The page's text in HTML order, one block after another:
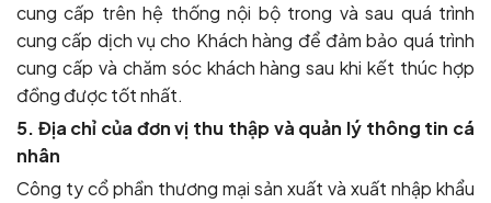
cung cấp trên hệ thống nội bộ trong và sau quá trình
cung cấp dịch vụ cho Khách hàng để đảm bảo quá trình
cung cấp và chăm sóc khách hàng sau khi kết thúc hợp
đồng được tốt nhất.
5. Địa chỉ của đơn vị thu thập và quản lý thông tin cá
nhân
Công ty cổ phần thương mại sản xuất và xuất nhập khẩu